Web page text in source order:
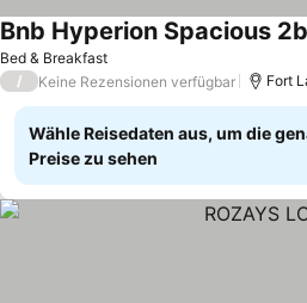
Bed & Breakfast
Preise sehen
/ Keine Rezensionen verfügbar Fort
Wähle Reisedaten aus, um die
Preise zu sehen